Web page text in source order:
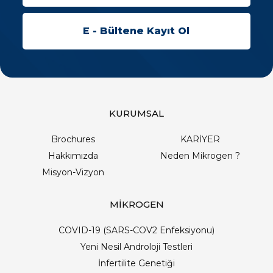
KURUMSAL
Brochures
KARİYER
Hakkımızda
Neden Mikrogen ?
Misyon-Vizyon
MİKROGEN
COVID-19 (SARS-COV2 Enfeksiyonu)
Yeni Nesil Androloji Testleri
İnfertilite Genetiği